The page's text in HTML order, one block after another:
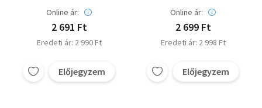
Online ár:
2 691 Ft
Eredeti ár: 2 990 Ft
Előjegyzem
Norbert Winney
John Caldwell
Gabriel Sandstone
Eric Muldoom
Online ár:
2 699 Ft
Eredeti ár: 2 998 Ft
Előjegyzem